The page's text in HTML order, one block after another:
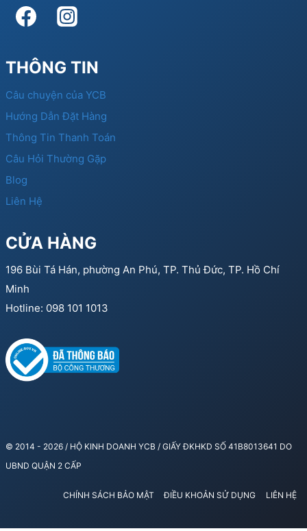
THÔNG TIN
Câu chuyện của YCB
Hướng Dẫn Đặt Hàng
Thông Tin Thanh Toán
Câu Hỏi Thường Gặp
Blog
Liên Hệ
CỬA HÀNG
196 Bùi Tá Hán, phường An Phú, TP. Thủ Đức, TP. Hồ Chí
Minh
Hotline: 098 101 1013
© 2014 - 2026 / HỘ KINH DOANH YCB / GIẤY ĐKHKD SỐ 41B8013641 DO
UBND QUẬN 2 CẤP
CHÍNH SÁCH BẢO MẬT ĐIỀU KHOẢN SỬ DỤNG LIÊN HỆ